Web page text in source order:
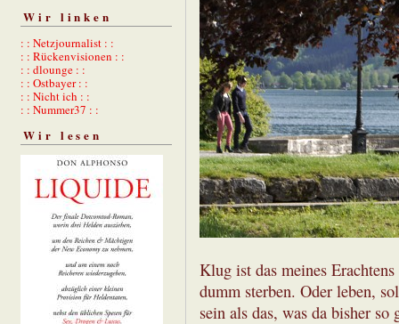
Wir linken
: : Netzjournalist : :
: : Rückenvisionen : :
: : dlounge : :
: : Ostbayer : :
: : Nicht ich : :
: : Nummer37 : :
Wir lesen
Klug ist das meines
dumm sterben. Oder leben,
sein als das, was da bisher